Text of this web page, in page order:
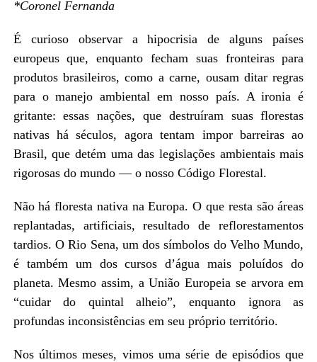
*Coronel Fernanda
É curioso observar a hipocrisia de alguns países
europeus que, enquanto fecham suas fronteiras para
produtos brasileiros, como a carne, ousam ditar regras
para o manejo ambiental em nosso país. A ironia é
gritante: essas nações, que destruíram suas florestas
nativas há séculos, agora tentam impor barreiras ao
Brasil, que detém uma das legislações ambientais mais
rigorosas do mundo — o nosso Código Florestal.
Não há floresta nativa na Europa. O que resta são áreas
replantadas, artificiais, resultado de reflorestamentos
tardios. O Rio Sena, um dos símbolos do Velho Mundo,
é também um dos cursos d’água mais poluídos do
planeta. Mesmo assim, a União Europeia se arvora em
“cuidar do quintal alheio”, enquanto ignora as
profundas inconsistências em seu próprio território.
Nos últimos meses, vimos uma série de episódios que